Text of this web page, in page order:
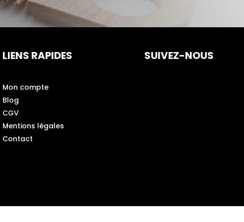
LIENS RAPIDES
Mon compte
Blog
CGV
Mentions légales
Contact
SUIVEZ-NOUS